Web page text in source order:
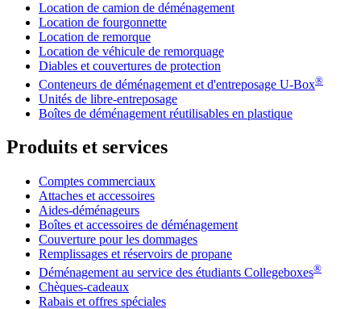
Location de camion de déménagement
Location de fourgonnette
Location de remorque
Location de véhicule de remorquage
Diables et couvertures de protection
Conteneurs de déménagement et d'entreposage U-Box®
Unités de libre-entreposage
Boîtes de déménagement réutilisables en plastique
Produits et services
Comptes commerciaux
Attaches et accessoires
Aides-déménageurs
Boîtes et accessoires de déménagement
Couverture pour les dommages
Remplissages et réservoirs de propane
Déménagement au service des étudiants Collegeboxes®
Chèques-cadeaux
Rabais et offres spéciales